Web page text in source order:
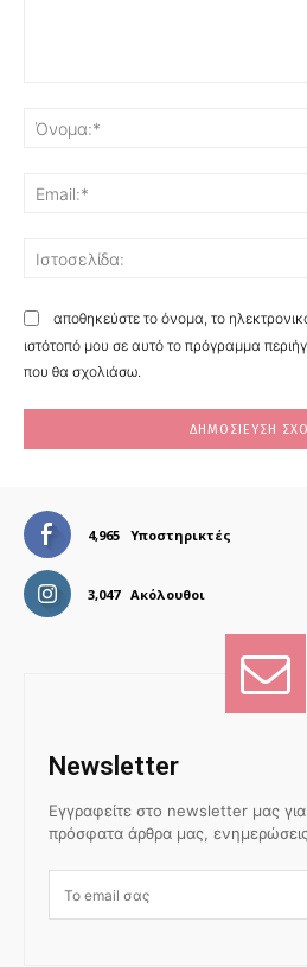
αποθηκεύστε το όνομα, το
ιστότοπό μου σε αυτό το πρόγραμμα
που θα σχολιάσω.
4,965 Υποστηρικτές
3,047 Ακόλουθοι
Newsletter
Εγγραφείτε στο newsletter μας
πρόσφατα άρθρα μας,